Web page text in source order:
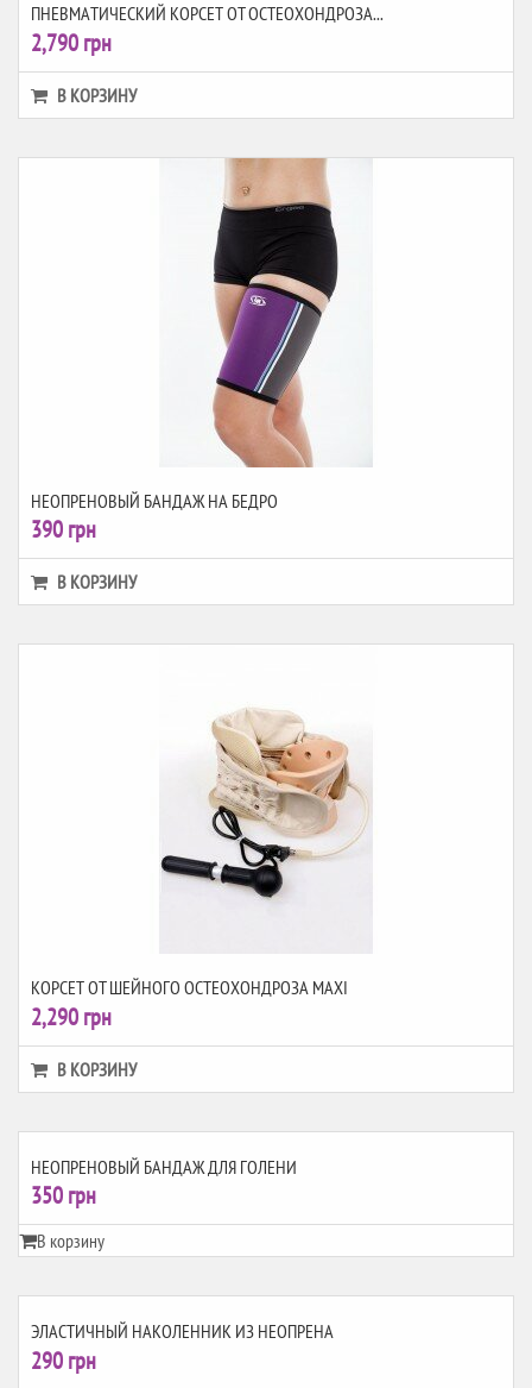
ПНЕВМАТИЧЕСКИЙ КОРСЕТ ОТ ОСТЕОХОНДРОЗА...
2,790 грн
В КОРЗИНУ
НЕОПРЕНОВЫЙ БАНДАЖ НА БЕДРО
390 грн
В КОРЗИНУ
КОРСЕТ ОТ ШЕЙНОГО ОСТЕОХОНДРОЗА MAXI
2,290 грн
В КОРЗИНУ
НЕОПРЕНОВЫЙ БАНДАЖ ДЛЯ ГОЛЕНИ
350 грн
В корзину
ЭЛАСТИЧНЫЙ НАКОЛЕННИК ИЗ НЕОПРЕНА
290 грн